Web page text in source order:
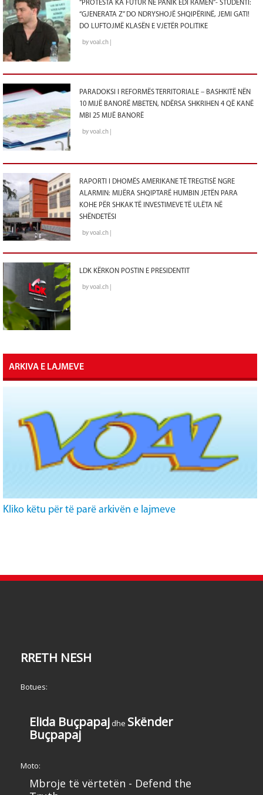
“PROTESTA KA FUTUR NË PANIK EDI RAMËN”- STUDENTI:
“GJENERATA Z” DO NDRYSHOJË SHQIPËRINË, JEMI GATI!
DO LUFTOJMË KLASËN E VJETËR POLITIKE
by voal.ch |
PARADOKSI I REFORMËS TERRITORIALE – BASHKITË NËN
10 MIJË BANORË MBETEN, NDËRSA SHKRIHEN 4 QË KANË
MBI 25 MIJË BANORË
by voal.ch |
RAPORTI I DHOMËS AMERIKANE TË TREGTISË NGRE
ALARMIN: MIJËRA SHQIPTARË HUMBIN JETËN PARA
KOHE PËR SHKAK TË INVESTIMEVE TË ULËTA NË
SHËNDETËSI
by voal.ch |
LDK KËRKON POSTIN E PRESIDENTIT
by voal.ch |
ARKIVA E LAJMEVE
Kliko këtu për të parë arkivën e lajmeve
RRETH NESH
Botues:
Elida Buçpapaj dhe Skënder
Buçpapaj
Moto:
Mbroje të vërtetën - Defend the